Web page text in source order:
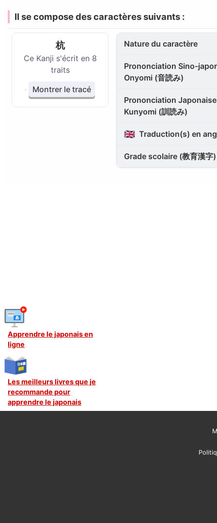
Il se compose des caractères suivants :
杭
Ce Kanji s'écrit en 8
traits
Montrer le tracé
Nature du caractère
Prononciation Sino-
Onyomi (音読み)
Prononciation
Kunyomi (訓読み)
🇬🇧 Traduction(s) en
Grade scolaire (教育漢字)
Apprendre le japonais en
ligne
Les meilleurs livres que je
recommande pour
apprendre le japonais